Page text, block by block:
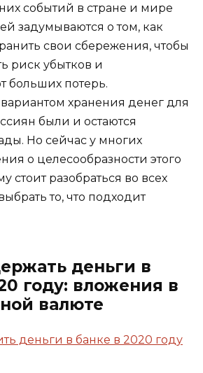
событий в стране и мире
задумываются о том, как
свои сбережения, чтобы
риск убытков и
больших потерь.
хранения денег для
были и остаются
Но сейчас у многих
о целесообразности этого
стоит разобраться во всех
то, что подходит
деньги в
году: вложения в
валюте